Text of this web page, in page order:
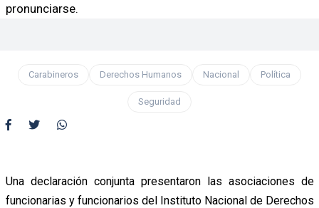
pronunciarse.
Carabineros Derechos Humanos Nacional Política
Seguridad
Una declaración conjunta presentaron las asociaciones de
funcionarias y funcionarios del Instituto Nacional de Derechos